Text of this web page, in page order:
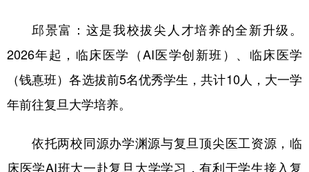
邱景富：这是我校拔尖人才培养的全新升级。
2026年起，临床医学（AI医学创新班）、临床医学
（钱惪班）各选拔前5名优秀学生，共计10人，大一学
年前往复旦大学培养。
依托两校同源办学渊源与复旦顶尖医工资源，临
床医学AI班大一赴复旦大学学习，有利于学生接入复